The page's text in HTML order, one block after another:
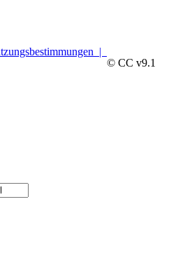
|
© CC v9.1